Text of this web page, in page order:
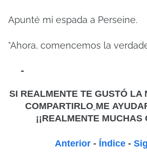
Apunté mi espada a Perseine.
"Ahora, comencemos la
-
SI REALMENTE TE GUSTÓ LA
COMPARTIRLO ME
¡¡REALMENTE
Anterior - Índice -